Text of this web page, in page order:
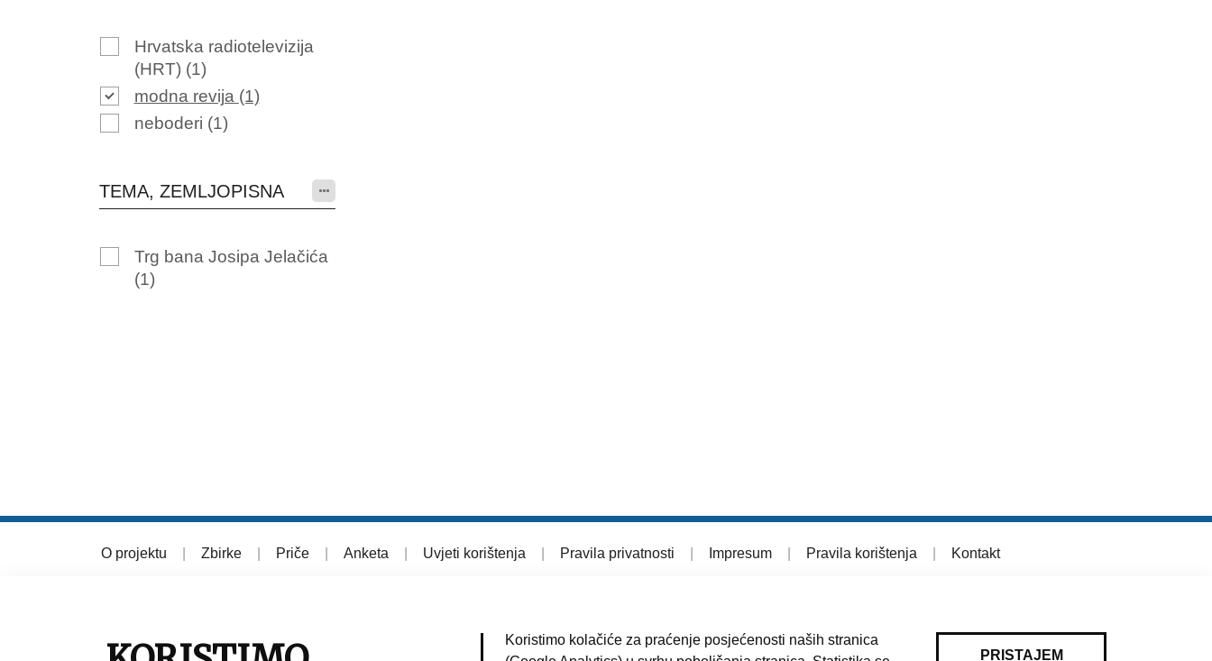
Hrvatska radiotelevizija
(HRT) (1)
modna revija (1)
neboderi (1)
TEMA, ZEMLJOPISNA
Trg bana Josipa Jelačića
(1)
O projektu Zbirke Priče Anketa Uvjeti korištenja Pravila privatnosti Impresum Pravila korištenja Kontakt
Koristimo kolačiće za praćenje posjećenosti naših stranica
PRISTAJEM